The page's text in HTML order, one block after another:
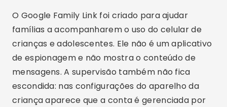
O Google Family Link foi criado para ajudar
famílias a acompanharem o uso do celular de
crianças e adolescentes. Ele não é um aplicativo
de espionagem e não mostra o conteúdo de
mensagens. A supervisão também não fica
escondida: nas configurações do aparelho da
criança aparece que a conta é gerenciada por